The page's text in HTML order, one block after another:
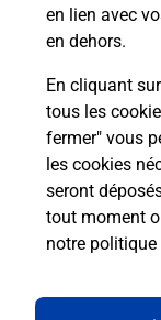
en lien avec
en dehors.
En cliquant
tous les
fermer" vous
les cookies
seront
tout moment
notre politique
Itinéraire
Localiser Liste
Drachenbronn